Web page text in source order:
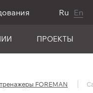
Ru En
ПРОЕКТЫ
FOREMAN